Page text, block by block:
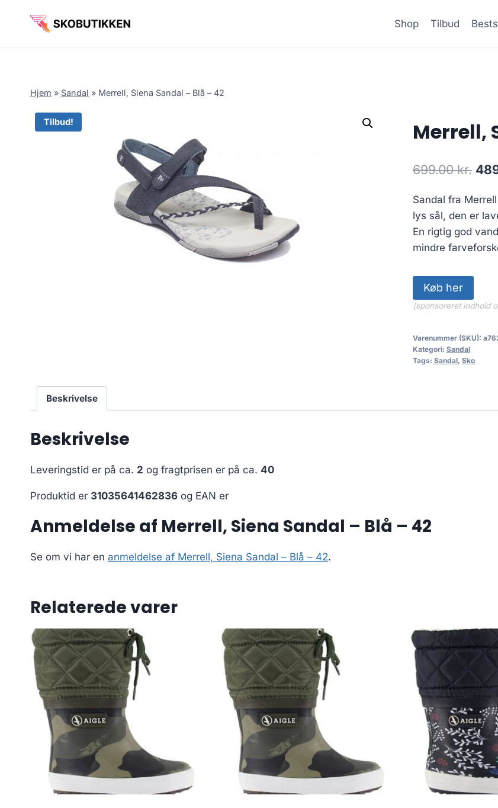
Shop Tilbud
Hjem » Sandal » Merrell, Siena Sandal – Blå – 42
Tilbud! Merrell,
699.00kr. Den
pris
var:
Sandal fra
lys sål, den er
En rigtig god
mindre
Køb her
(sponsoreret indhold
Varenummer (SKU):
Kategori: Sandal
Tags: Sandal, Sko
Beskrivelse
Beskrivelse
Leveringstid er på ca. 2 og fragtprisen er på ca. 40
Produktid er 31035641462836 og EAN er
Anmeldelse af Merrell, Siena Sandal – Blå – 42
Se om vi har en anmeldelse af Merrell, Siena Sandal – Blå – 42.
Relaterede varer